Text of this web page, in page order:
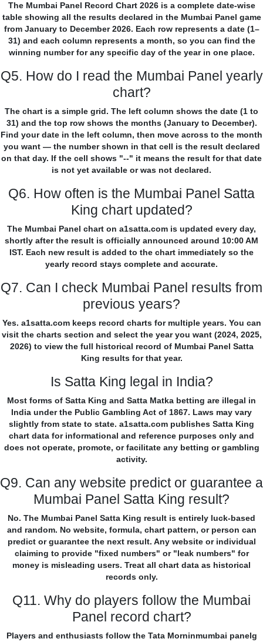
The Mumbai Panel Record Chart 2026 is a complete date-wise
table showing all the results declared in the Mumbai Panel game
from January to December 2026. Each row represents a date (1–
31) and each column represents a month, so you can find the
winning number for any specific day of the year in one place.
Q5. How do I read the Mumbai Panel yearly
chart?
The chart is a simple grid. The left column shows the date (1 to
31) and the top row shows the months (January to December).
Find your date in the left column, then move across to the month
you want — the number shown in that cell is the result declared
on that day. If the cell shows "--" it means the result for that date
is not yet available or was not declared.
Q6. How often is the Mumbai Panel Satta
King chart updated?
The Mumbai Panel chart on a1satta.com is updated every day,
shortly after the result is officially announced around 10:00 AM
IST. Each new result is added to the chart immediately so the
yearly record stays complete and accurate.
Q7. Can I check Mumbai Panel results from
previous years?
Yes. a1satta.com keeps record charts for multiple years. You can
visit the charts section and select the year you want (2024, 2025,
2026) to view the full historical record of Mumbai Panel Satta
King results for that year.
Is Satta King legal in India?
Most forms of Satta King and Satta Matka betting are illegal in
India under the Public Gambling Act of 1867. Laws may vary
slightly from state to state. a1satta.com publishes Satta King
chart data for informational and reference purposes only and
does not operate, promote, or facilitate any betting or gambling
activity.
Q9. Can any website predict or guarantee a
Mumbai Panel Satta King result?
No. The Mumbai Panel Satta King result is entirely luck-based
and random. No website, formula, chart pattern, or person can
predict or guarantee the next result. Any website or individual
claiming to provide "fixed numbers" or "leak numbers" for
money is misleading users. Treat all chart data as historical
records only.
Q11. Why do players follow the Mumbai
Panel record chart?
Players and enthusiasts follow the Tata Morninmumbai panelg